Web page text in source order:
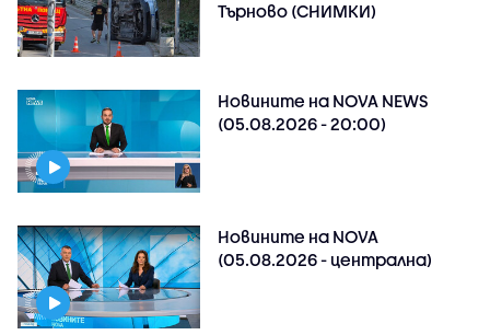
Търново (СНИМКИ)
Новините на NOVA NEWS
(05.08.2026 - 20:00)
Новините на NOVA
(05.08.2026 - централна)